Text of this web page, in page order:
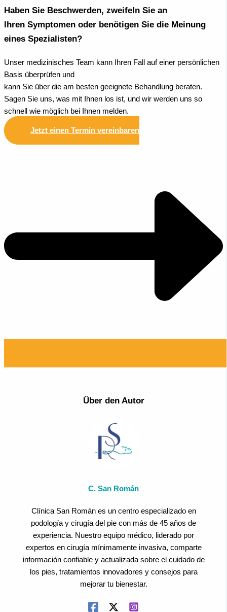
Haben Sie Beschwerden, zweifeln Sie an
Ihren Symptomen oder benötigen Sie die Meinung
eines Spezialisten?
Unser medizinisches Team kann Ihren Fall auf einer persönlichen
Basis überprüfen und
kann Sie über die am besten geeignete Behandlung beraten.
Sagen Sie uns, was mit Ihnen los ist, und wir werden uns so
schnell wie möglich bei Ihnen melden.
Jetzt einen Termin vereinbaren
Über den Autor
C. San Román
Clínica San Román es un centro especializado en
podología y cirugía del pie con más de 45 años de
experiencia. Nuestro equipo médico, liderado por
expertos en cirugía mínimamente invasiva, comparte
información confiable y actualizada sobre el cuidado de
los pies, tratamientos innovadores y consejos para
mejorar tu bienestar.